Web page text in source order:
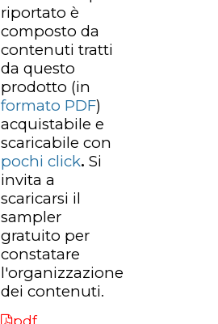
riportato è
composto da
contenuti tratti
da questo
prodotto (in
formato PDF)
acquistabile e
scaricabile con
pochi click. Si
invita a
scaricarsi il
sampler
gratuito per
constatare
l'organizzazione
dei contenuti.
pdf